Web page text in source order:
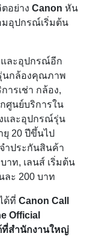
อย่าง Canon หัน
มอุปกรณ์เริ่มต้น
และอุปกรณ์อีก
นกล้องคุณภาพ
ารเช่า กล้อง,
ศูนย์บริการใน
และอุปกรณ์รุ่น
20 ปีขึ้นไป
ำประกันสินค้า
าท, เลนส์ เริ่มต้น
ละ 200 บาท
ด้ที่ Canon Call
Official
ที่สำนักงานใหญ่